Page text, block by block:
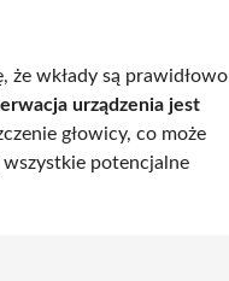
że wkłady są prawidłowo
urządzenia jest
głowicy, co może
potencjalne